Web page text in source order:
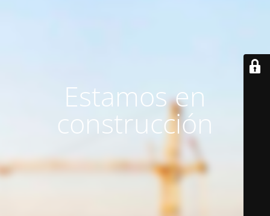
Estamos en
construcción